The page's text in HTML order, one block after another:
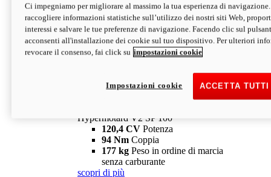
Hypermotard V2 SP
120,4 CVPotenza
94 NmCoppia
177 kgPeso in ordine di marcia
senza carburante
Depotenziata 35 kW: 18.890 € i
configura scopri di più
Hypermotard V2 SP 100
120,4 CV Potenza
94 Nm Coppia
177 kg Peso in ordine di marcia
senza carburante
scopri di più
Ci impegniamo per migliorare al massimo la tua esperienza di
raccogliere informazioni statistiche sull’utilizzo dei nostri siti Web,
interessi e salvare le tue preferenze di navigazione. Facendo clic sul
acconsenti all'installazione dei cookie sul tuo dispositivo. Per ulteriori
revocare il consenso, fai click su impostazioni cookie
ACCETTA
Impostazioni cookie